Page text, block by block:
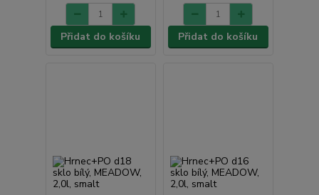
Přidat do košíku Přidat do košíku